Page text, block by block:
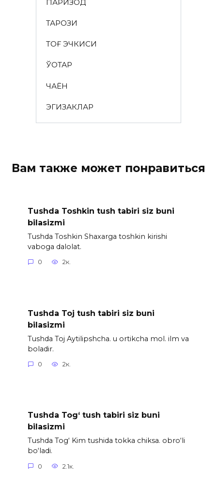
ПАРИЗОД
ТАРОЗИ
ТОҒ ЭЧКИСИ
ЎҚОТАР
ЧАЁН
ЭГИЗАКЛАР
Вам также может понравиться
Tushda Toshkin tush tabiri siz buni
bilasizmi
Tushda Toshkin Shaxarga toshkin kirishi
vaboga dalolat.
0 2к.
Tushda Toj tush tabiri siz buni
bilasizmi
Tushda Toj Aytilipshcha. u ortikcha mol. ilm va
boladir.
0 2к.
Tushda Tog‘ tush tabiri siz buni
bilasizmi
Tushda Tog‘ Kim tushida tokka chiksa. obro‘li
bo‘ladi.
0 2.1к.